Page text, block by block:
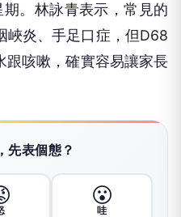
。林詠青表示，常見的
峽炎、手足口症，但D68
跟咳嗽，確實容易讓家長
先表個態？
😮
哇